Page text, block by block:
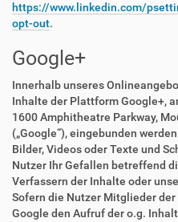
https://www.linkedin.com/
opt-out.
Google+
Innerhalb unseres
Inhalte der Plattform Google+,
1600 Amphitheatre Parkway,
(„Google“), eingebunden
Bilder, Videos oder Texte und
Nutzer Ihr Gefallen betreffend
Verfassern der Inhalte oder
Sofern die Nutzer Mitglieder
Google den Aufruf der o.g.